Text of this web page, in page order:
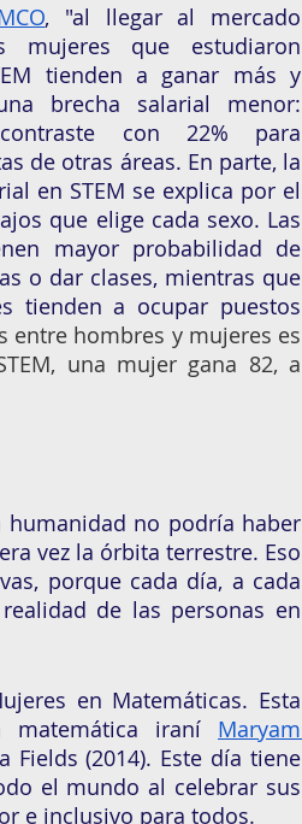
, "al llegar al mercado
mujeres que estudiaron
tienden a ganar más y
brecha salarial menor:
con 22% para
de otras áreas. En parte, la
en STEM se explica por el
que elige cada sexo. Las
mayor probabilidad de
o dar clases, mientras que
tienden a ocupar puestos
entre hombres y mujeres es
una mujer gana 82, a
humanidad no podría haber
vez la órbita terrestre. Eso
porque cada día, a cada
de las personas en
en Matemáticas. Esta
iraní Maryam
(2014). Este día tiene
el mundo al celebrar sus
e inclusivo para todos.